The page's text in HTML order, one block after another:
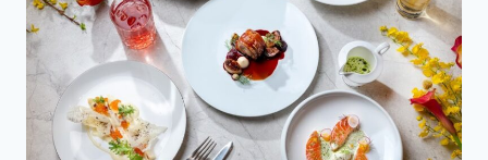
復
活
節
派
對」
主
題